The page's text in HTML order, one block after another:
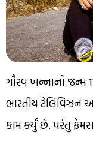
ગૌરવ ખન્નાનો જન્મ
ભારતીય ટેલિવિઝન
કામ કર્યું છે. પરંતુ